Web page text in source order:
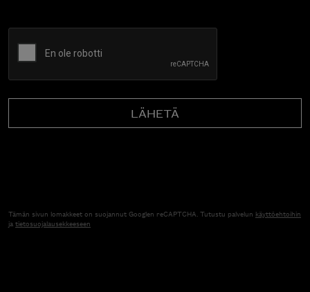
Tämän sivun lomakkeet on suojannut Googlen reCAPTCHA. Tutustu palvelun käyttöehtoihin
jatietosuojalausekkeeseen